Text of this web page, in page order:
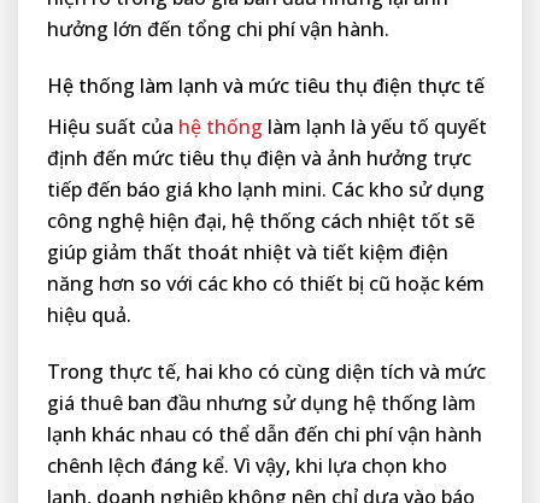
hưởng lớn đến tổng chi phí vận hành.
Hệ thống làm lạnh và mức tiêu thụ điện thực tế
Hiệu suất của hệ thống làm lạnh là yếu tố quyết
định đến mức tiêu thụ điện và ảnh hưởng trực
tiếp đến báo giá kho lạnh mini. Các kho sử dụng
công nghệ hiện đại, hệ thống cách nhiệt tốt sẽ
giúp giảm thất thoát nhiệt và tiết kiệm điện
năng hơn so với các kho có thiết bị cũ hoặc kém
hiệu quả.
Trong thực tế, hai kho có cùng diện tích và mức
giá thuê ban đầu nhưng sử dụng hệ thống làm
lạnh khác nhau có thể dẫn đến chi phí vận hành
chênh lệch đáng kể. Vì vậy, khi lựa chọn kho
lạnh, doanh nghiệp không nên chỉ dựa vào báo